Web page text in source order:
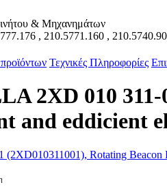
& Μηχανημάτων
, 210.5771.160 ,
Τεχνικές Πληροφορίες
2XD 010
and eddicient